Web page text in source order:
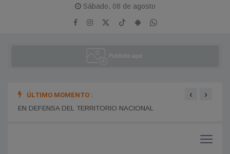
Sábado, 08 de agosto
ÚLTIMO MOMENTO :
BARILOCHE
‹ ›